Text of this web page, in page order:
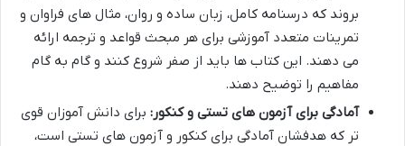
بروند که درسنامه کامل، زبان ساده و روان، مثال های فراوان و
تمرینات متعدد آموزشی برای هر مبحث قواعد و ترجمه ارائه
می دهند. این کتاب ها باید از صفر شروع کنند و گام به گام
مفاهیم را توضیح دهند.
آمادگی برای آزمون های تستی و کنکور: برای دانش آموزان قوی
تر که هدفشان آمادگی برای کنکور و آزمون های تستی است،